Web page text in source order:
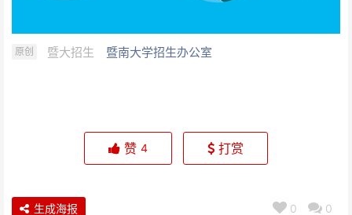
原创 暨大招生 暨南大学招生办公室
赞 4 打赏
0 0
生成海报